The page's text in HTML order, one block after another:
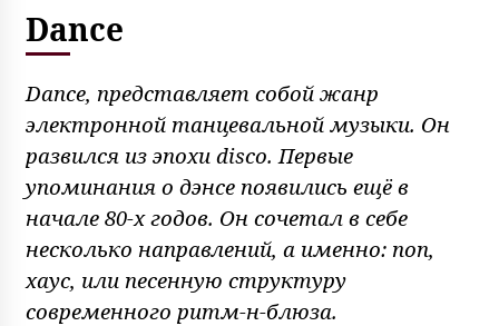
Dance
Dance, представляет собой жанр
электронной танцевальной музыки. Он
развился из эпохи disco. Первые
упоминания о дэнсе появились ещё в
начале 80-х годов. Он сочетал в себе
несколько направлений, а именно: поп,
хаус, или песенную структуру
современного ритм-н-блюза.